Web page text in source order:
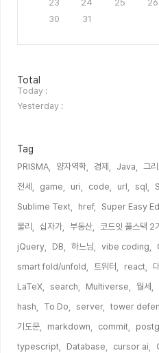
23
24 25 26
30
31
방
문
자
수
Total
Today :
Yesterday :
Tag
PRISMA, 양자역학, 경제, Java, 그
전세,
game, uri, code, url, sql,
Sublime Text,
href, Super Easy
물리,
십자가, 부동산, 코드잇 풀스택 2기,
jQuery,
DB, 하느님, vibe coding,
smart fold/unfold,
트위터, react,
LaTeX,
search, Multiverse, 월세,
hash,
To Do, server, tower
기도문,
markdown, commit,
typescript,
Database, cursor ai,